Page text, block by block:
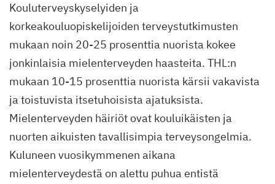
Kouluterveyskyselyiden ja
korkeakouluopiskelijoiden terveystutkimusten
mukaan noin 20-25 prosenttia nuorista kokee
jonkinlaisia mielenterveyden haasteita. THL:n
mukaan 10-15 prosenttia nuorista kärsii vakavista
ja toistuvista itsetuhoisista ajatuksista.
Mielenterveyden häiriöt ovat kouluikäisten ja
nuorten aikuisten tavallisimpia terveysongelmia.
Kuluneen vuosikymmenen aikana
mielenterveydestä on alettu puhua entistä